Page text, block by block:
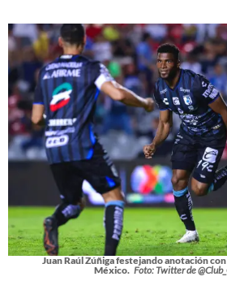
Juan Raúl Zúñiga festejando anotación
México. Foto: Twitter de